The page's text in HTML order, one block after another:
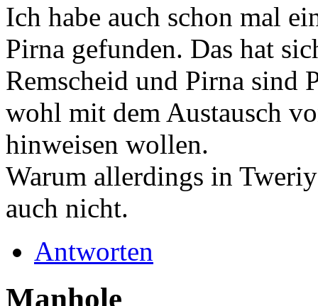
Ich habe auch schon mal
Pirna gefunden. Das hat
Remscheid und Pirna sind
wohl mit dem Austausch
hinweisen wollen.
Warum allerdings in
auch nicht.
Antworten
Manhole